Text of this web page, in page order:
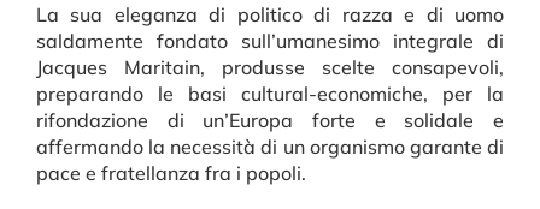
La sua eleganza di politico di razza e di uomo
saldamente fondato sull’umanesimo integrale di
Jacques Maritain, produsse scelte consapevoli,
preparando le basi cultural-economiche, per la
rifondazione di un’Europa forte e solidale e
affermando la necessità di un organismo garante di
pace e fratellanza fra i popoli.